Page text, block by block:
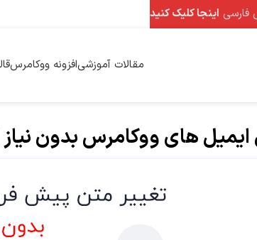
مقالات آموزشیافزونه ووکامرس
های ووکامرس بدون نیاز
فارسی اینجا کلیک کنید